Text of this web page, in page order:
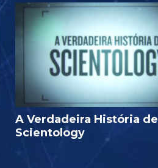
A Verdadeira História de
Scientology